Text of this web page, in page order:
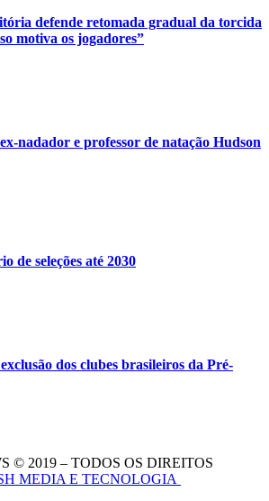
defende retomada gradual da torcida
motiva os jogadores”
nadador e professor de natação Hudson
de seleções até 2030
dos clubes brasileiros da Pré-
© 2019 – TODOS OS DIREITOS
MEDIA E TECNOLOGIA